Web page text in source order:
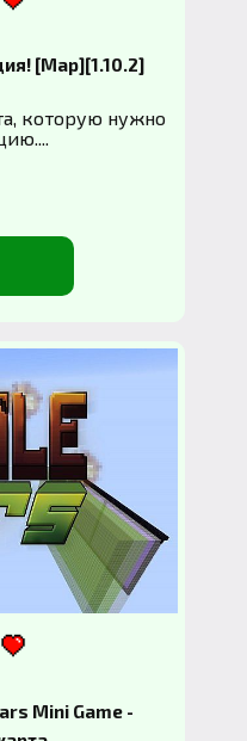
[Map][1.10.2]
которую нужно
Mini Game -